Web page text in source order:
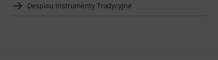
Despiau Instrumenty Tradycyjne